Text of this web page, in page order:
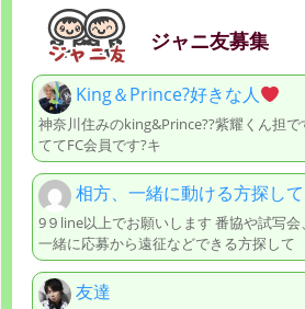
ジャニ友募集
King＆Prince?好きな人
神奈川住みのking&Prince??紫耀くん担
ててFC会員です?キ
相方、一緒に動ける方探し
9９line以上でお願いします 番協や試写
一緒に応募から遠征などできる方探して
友達